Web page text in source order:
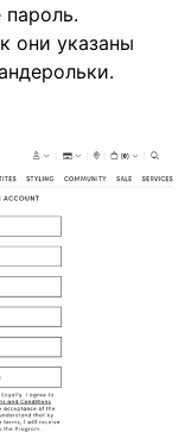
они указаны